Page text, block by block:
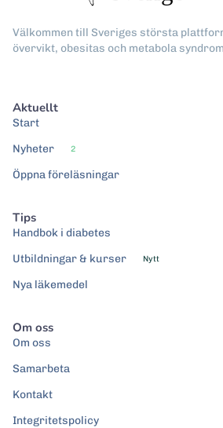
Välkommen till Sveriges största
övervikt, obesitas och metabola
Aktuellt
Start
Nyheter
2
Öppna föreläsningar
Tips
Handbok i diabetes
Utbildningar & kurser
Nytt
Nya läkemedel
Om oss
Om oss
Samarbeta
Kontakt
Integritetspolicy